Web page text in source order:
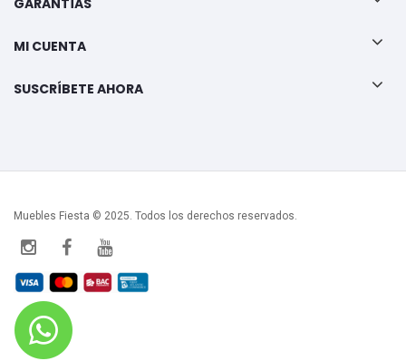
GARANTÍAS
MI CUENTA
SUSCRÍBETE AHORA
Muebles Fiesta © 2025. Todos los derechos reservados.